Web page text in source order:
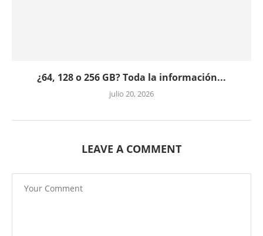
¿64, 128 o 256 GB? Toda la información...
julio 20, 2026
LEAVE A COMMENT